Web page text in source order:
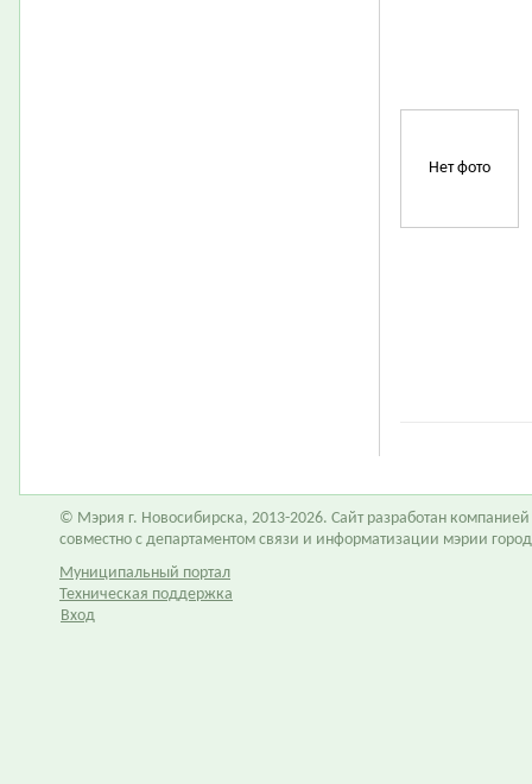
Нет фото
© Мэрия г. Новосибирска, 2013-2026. Сайт разработан компанией
совместно с департаментом связи и информатизации мэрии
Муниципальный портал
Техническая поддержка
Вход